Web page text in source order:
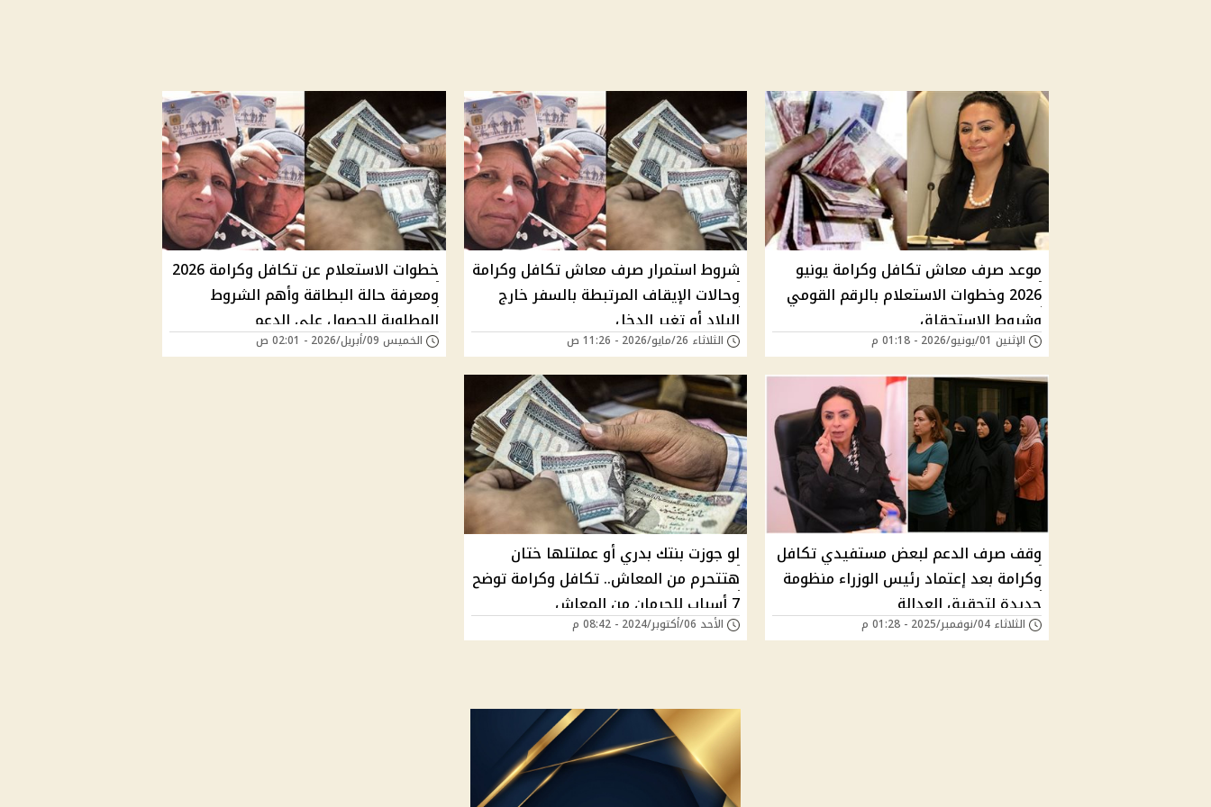
موعد صرف معاش تكافل وكرامة يونيو
2026 وخطوات الاستعلام بالرقم القومي
وشروط الاستحقاق
الإثنين 01/يونيو/2026 - 01:18 م
شروط استمرار صرف معاش تكافل وكرامة
وحالات الإيقاف المرتبطة بالسفر خارج
البلاد أو تغير الدخل
الثلاثاء 26/مايو/2026 - 11:26 ص
خطوات الاستعلام عن تكافل وكرامة 2026
ومعرفة حالة البطاقة وأهم الشروط
المطلوبة للحصول على الدعم
الخميس 09/أبريل/2026 - 02:01 ص
وقف صرف الدعم لبعض مستفيدي تكافل
وكرامة بعد إعتماد رئيس الوزراء منظومة
جديدة لتحقيق العدالة
الثلاثاء 04/نوفمبر/2025 - 01:28 م
لو جوزت بنتك بدري أو عملتلها ختان
هتتحرم من المعاش.. تكافل وكرامة توضح
7 أسباب للحرمان من المعاش
الأحد 06/أكتوبر/2024 - 08:42 م